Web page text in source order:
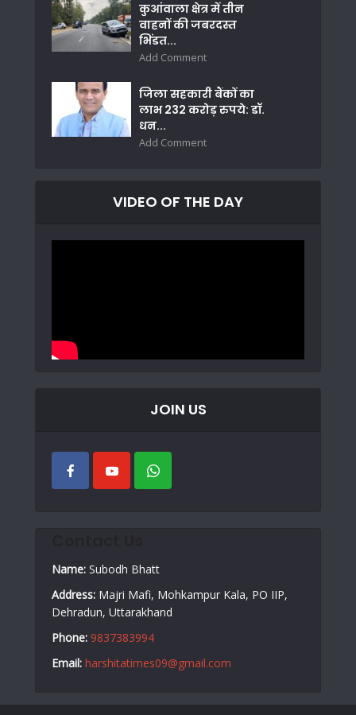
कुआंवाला क्षेत्र में तीन
वाहनों की जबरदस्त
भिंडत...
Add Comment
जिला सहकारी बैंकों का
लाभ 232 करोड़ रुपये: डॉ.
धन...
Add Comment
VIDEO OF THE DAY
JOIN US
Name: Subodh Bhatt
Address: Majri Mafi, Mohkampur Kala, PO IIP,
Dehradun, Uttarakhand
Phone: 9837383994
Email: harshitatimes09@gmail.com